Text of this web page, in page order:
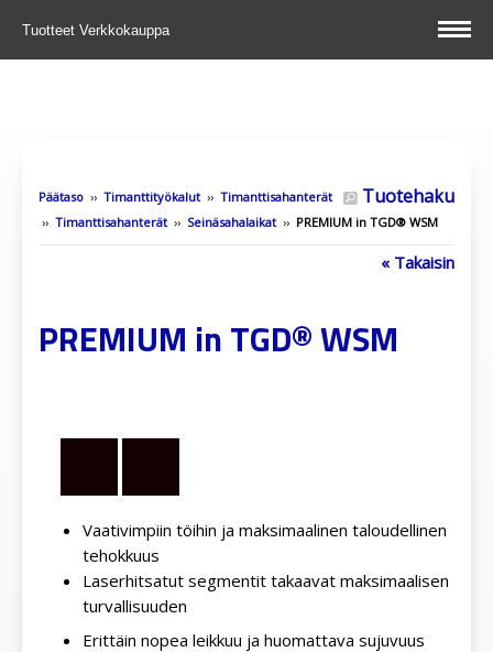
Tuotteet Verkkokauppa
Tuotehaku
Päätaso ›› Timanttityökalut›› Timanttisahanterät
›› Timanttisahanterät›› Seinäsahalaikat›› PREMIUM in TGD® WSM
« Takaisin
PREMIUM in TGD® WSM
Vaativimpiin töihin ja maksimaalinen taloudellinen
tehokkuus
Laserhitsatut segmentit takaavat maksimaalisen
turvallisuuden
Erittäin nopea leikkuu ja huomattava sujuvuus